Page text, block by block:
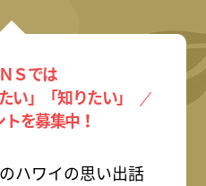
Ｓでは
い」「知りたい」
を募集中！
ハワイの思い出話